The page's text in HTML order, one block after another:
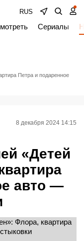
RUS
Сериалы
Петра и подаренное
«Детей
авто —
8 декабря 2024 14:15